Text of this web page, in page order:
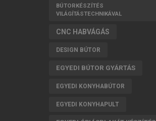
BÚTORKÉSZÍTÉS
VILÁGÍTÁSTECHNIKÁVAL
CNC HABVÁGÁS
DESIGN BÚTOR
EGYEDI BÚTOR GYÁRTÁS
EGYEDI KONYHABÚTOR
EGYEDI KONYHAPULT